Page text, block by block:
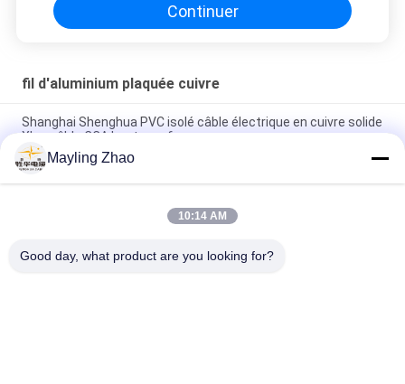
Continuer
fil d'aluminium plaquée cuivre
Shanghai Shenghua PVC isolé câble électrique en cuivre solide
Xlpe câble CCA haute performance
Câble CCA de haute performance de fil en aluminium plaqué
de cuivre solide isolé par PVC
Fil de conducteur en aluminium plaqué de cuivre d'écran en
Mayling Zhao
10:14 AM
Good day, what product are you looking for?